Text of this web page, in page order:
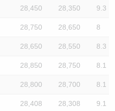
28,450 28,350 9.3
28,750 28,650 8
28,650 28,550 8.3
28,850 28,750 8.1
28,800 28,700 8.1
28,408 28,308 9.1